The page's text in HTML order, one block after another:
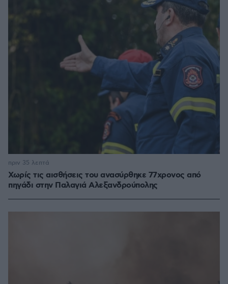
Χωρίς τις αισθήσεις του ανασύρθηκε 77χρονος από
πηγάδι στην Παλαγιά Αλεξανδρούπολης
πριν 35 λεπτά